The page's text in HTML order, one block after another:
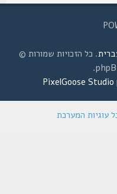
. כל הזכויות שמורות ©
PixelGoose
המערכת